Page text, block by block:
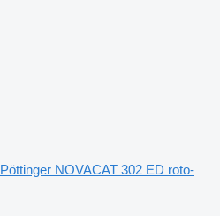
Pöttinger NOVACAT 302 ED roto-